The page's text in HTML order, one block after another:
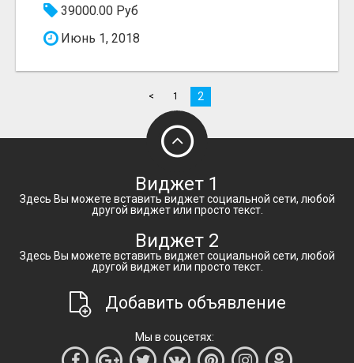
39000.00 Руб
Июнь 1, 2018
< 1 2
Виджет 1
Здесь Вы можете вставить виджет социальной сети, любой
другой виджет или просто текст.
Виджет 2
Здесь Вы можете вставить виджет социальной сети, любой
другой виджет или просто текст.
Добавить объявление
Мы в соцсетях: